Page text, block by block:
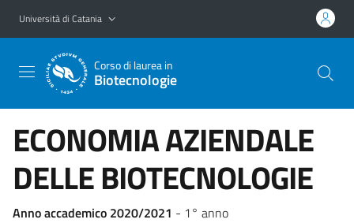
Vai al contenuto principale
Vai al menu di navigazione
Università di Catania
Corso di laurea in
Biotecnologie
ECONOMIA AZIENDALE
DELLE BIOTECNOLOGIE
Anno accademico 2020/2021 - 1° anno